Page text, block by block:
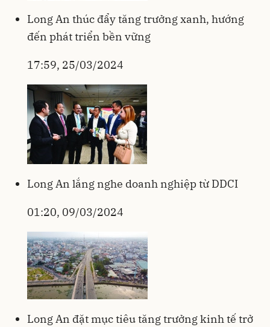
Long An thúc đẩy tăng trưởng xanh, hướng
đến phát triển bền vững
17:59, 25/03/2024
Long An lắng nghe doanh nghiệp từ DDCI
01:20, 09/03/2024
Long An đặt mục tiêu tăng trưởng kinh tế trở